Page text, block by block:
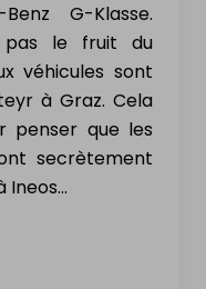
G-Klasse.
pas le fruit du
véhicules sont
à Graz. Cela
penser que les
secrètement
Ineos…